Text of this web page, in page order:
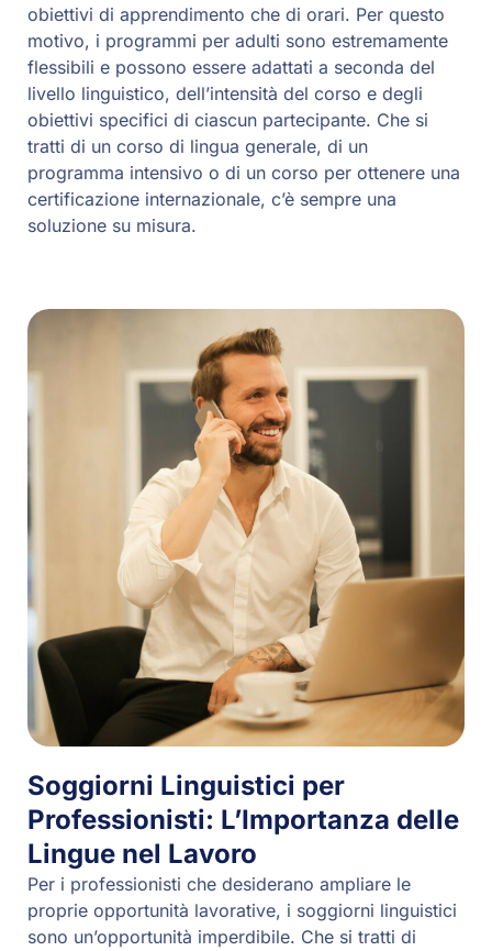
obiettivi di apprendimento che di orari. Per questo
motivo, i programmi per adulti sono estremamente
flessibili e possono essere adattati a seconda del
livello linguistico, dell’intensità del corso e degli
obiettivi specifici di ciascun partecipante. Che si
tratti di un corso di lingua generale, di un
programma intensivo o di un corso per ottenere una
certificazione internazionale, c’è sempre una
soluzione su misura.
Soggiorni Linguistici per
Professionisti: L’Importanza delle
Lingue nel Lavoro
Per i professionisti che desiderano ampliare le
proprie opportunità lavorative, i soggiorni linguistici
sono un’opportunità imperdibile. Che si tratti di